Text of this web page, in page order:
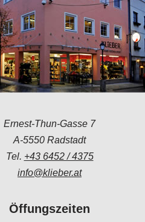
Ernest-Thun-Gasse 7
A-5550 Radstadt
Tel. +43 6452 / 4375
info@klieber.at
Öffungszeiten